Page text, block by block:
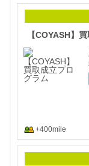
【COYASH】
+400mile